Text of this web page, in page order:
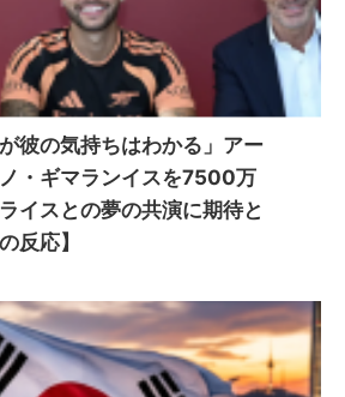
彼の気持ちはわかる」アー
・ギマランイスを7500万
イスとの夢の共演に期待と
反応】